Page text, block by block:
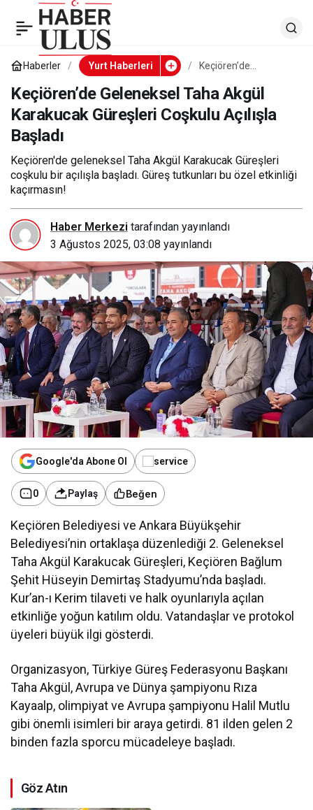
Haberler Yurt Haberleri
Keçiören’de
Akgül Karakucak
Güreşleri Coşkulu
Açılışla Başladı
Keçiören’de Geleneksel Taha Akgül
Karakucak Güreşleri Coşkulu Açılışla
Başladı
Keçiören'de geleneksel Taha Akgül Karakucak Güreşleri
coşkulu bir açılışla başladı. Güreş tutkunları bu özel etkinliği
kaçırmasın!
Haber Merkezi tarafından yayınlandı
3 Ağustos 2025, 03:08 yayınlandı
Google'da Abone Ol
0 Paylaş Beğen
Keçiören Belediyesi ve Ankara Büyükşehir
Belediyesi’nin ortaklaşa düzenlediği 2. Geleneksel
Taha Akgül Karakucak Güreşleri, Keçiören Bağlum
Şehit Hüseyin Demirtaş Stadyumu’nda başladı.
Kur’an-ı Kerim tilaveti ve halk oyunlarıyla açılan
etkinliğe yoğun katılım oldu. Vatandaşlar ve protokol
üyeleri büyük ilgi gösterdi.
Organizasyon, Türkiye Güreş Federasyonu Başkanı
Taha Akgül, Avrupa ve Dünya şampiyonu Rıza
Kayaalp, olimpiyat ve Avrupa şampiyonu Halil Mutlu
gibi önemli isimleri bir araya getirdi. 81 ilden gelen 2
binden fazla sporcu mücadeleye başladı.
Göz Atın
Keçiören’de Geleneksel
Taha Akgül Karakucak
Güreşleri Coşkulu
Açılışla Başladı